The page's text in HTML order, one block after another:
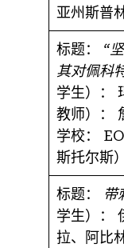
亚州斯普
标题：
“
其对佩科
学生）：
教师）：
学校：
斯托尔斯）
标题：
带
学生）：
拉、阿比